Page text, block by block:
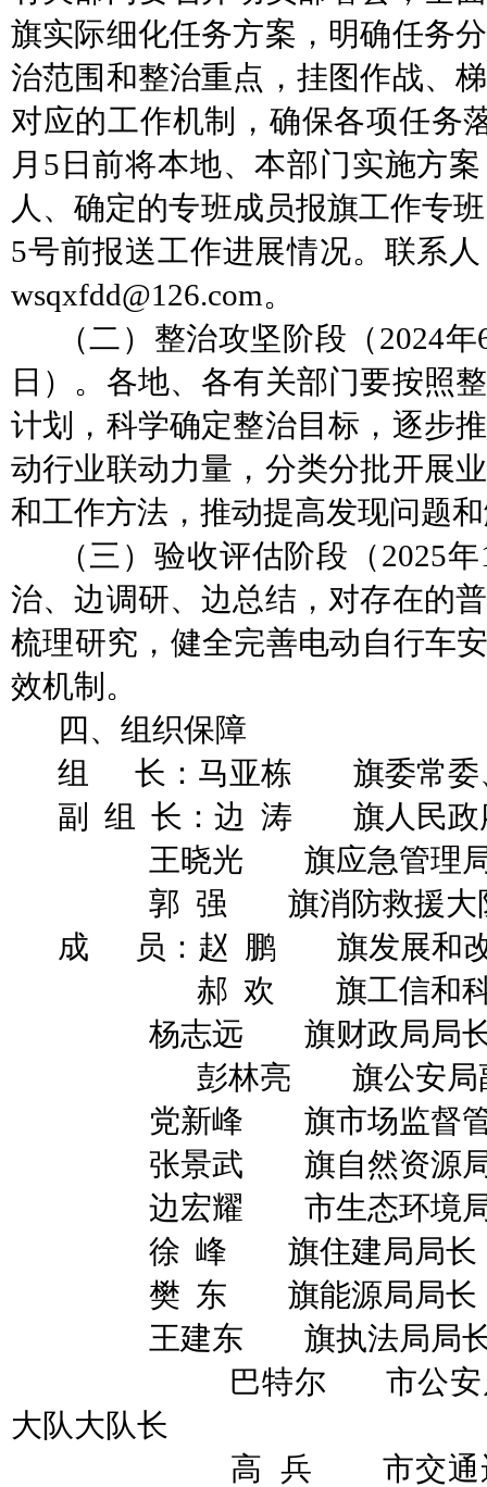
旗实际细化任务方案，明确任务
治范围和整治重点，挂图作战、
对应的工作机制，确保各项任务
月5日前将本地、本部门实施方
人、确定的专班成员报旗工作专
5号前报送工作进展情况。联系
wsqxfdd@126.com。
（二）整治攻坚阶段（2024
日） 。 各地、各有关部门要按照
计划，科学确定整治目标，逐步
动行业联动力量，分类分批开展
和工作方法，推动提高发现问题
（三）验收评估阶段 （2025
治、边调研、边总结，对存在的
梳理研究，健全完善电动自行车
效机制。
四、 组织保障
组
长：马亚栋
旗委常
副
组 长： 边 涛
旗人民
王晓光
旗应急管理
郭 强
旗消防救援大
成
员：赵 鹏
旗发展和
郝 欢
旗工信和
杨志远
旗财政局局
彭林亮
旗公安局
党新峰
旗市场监督
张景武
旗自然资源
边宏耀
市生态环境
徐 峰
旗住建局局长
樊 东
旗能源局局长
王建东
旗执法局局
巴特尔
市公
大队大队长
高 兵
市交